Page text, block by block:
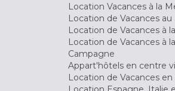
Location Vacances à la
Location de Vacances au
Location de Vacances à
Location de Vacances à la
Campagne
Appart'hôtels en centre
Location de Vacances en